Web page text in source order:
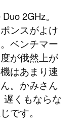
2GHz。
ンスがよけ
ベンチマー
が俄然上が
はあまり速
。かみさん
遅くもならな
です。